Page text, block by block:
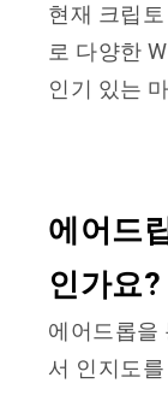
현재 크립
로 다양한
인기 있는
에어드
인가요?
에어드롭을
서 인지도